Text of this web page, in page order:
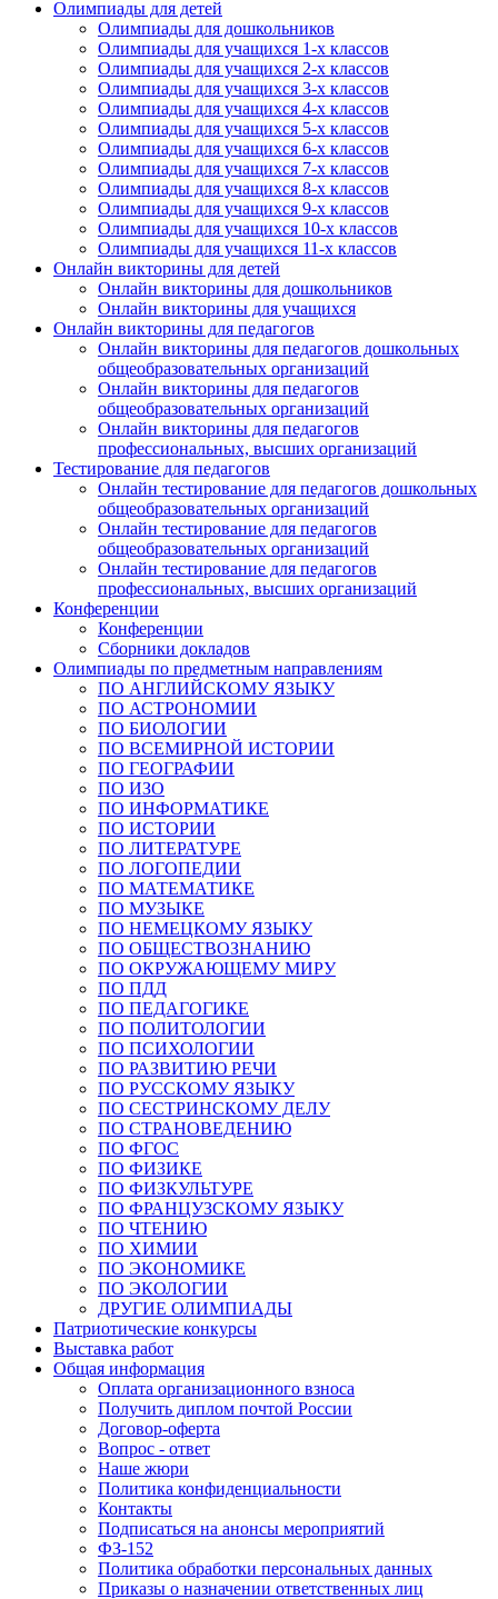
Олимпиады для детей
Олимпиады для дошкольников
Олимпиады для учащихся 1-х классов
Олимпиады для учащихся 2-х классов
Олимпиады для учащихся 3-х классов
Олимпиады для учащихся 4-х классов
Олимпиады для учащихся 5-х классов
Олимпиады для учащихся 6-х классов
Олимпиады для учащихся 7-х классов
Олимпиады для учащихся 8-х классов
Олимпиады для учащихся 9-х классов
Олимпиады для учащихся 10-х классов
Олимпиады для учащихся 11-х классов
Онлайн викторины для детей
Онлайн викторины для дошкольников
Онлайн викторины для учащихся
Онлайн викторины для педагогов
Онлайн викторины для педагогов дошкольных
общеобразовательных организаций
Онлайн викторины для педагогов
общеобразовательных организаций
Онлайн викторины для педагогов
профессиональных, высших организаций
Тестирование для педагогов
Онлайн тестирование для педагогов дошкольных
общеобразовательных организаций
Онлайн тестирование для педагогов
общеобразовательных организаций
Онлайн тестирование для педагогов
профессиональных, высших организаций
Конференции
Конференции
Сборники докладов
Олимпиады по предметным направлениям
ПО АНГЛИЙСКОМУ ЯЗЫКУ
ПО АСТРОНОМИИ
ПО БИОЛОГИИ
ПО ВСЕМИРНОЙ ИСТОРИИ
ПО ГЕОГРАФИИ
ПО ИЗО
ПО ИНФОРМАТИКЕ
ПО ИСТОРИИ
ПО ЛИТЕРАТУРЕ
ПО ЛОГОПЕДИИ
ПО МАТЕМАТИКЕ
ПО МУЗЫКЕ
ПО НЕМЕЦКОМУ ЯЗЫКУ
ПО ОБЩЕСТВОЗНАНИЮ
ПО ОКРУЖАЮЩЕМУ МИРУ
ПО ПДД
ПО ПЕДАГОГИКЕ
ПО ПОЛИТОЛОГИИ
ПО ПСИХОЛОГИИ
ПО РАЗВИТИЮ РЕЧИ
ПО РУССКОМУ ЯЗЫКУ
ПО СЕСТРИНСКОМУ ДЕЛУ
ПО СТРАНОВЕДЕНИЮ
ПО ФГОС
ПО ФИЗИКЕ
ПО ФИЗКУЛЬТУРЕ
ПО ФРАНЦУЗСКОМУ ЯЗЫКУ
ПО ЧТЕНИЮ
ПО ХИМИИ
ПО ЭКОНОМИКЕ
ПО ЭКОЛОГИИ
ДРУГИЕ ОЛИМПИАДЫ
Патриотические конкурсы
Выставка работ
Общая информация
Оплата организационного взноса
Получить диплом почтой России
Договор-оферта
Вопрос - ответ
Наше жюри
Политика конфиденциальности
Контакты
Подписаться на анонсы мероприятий
ФЗ-152
Политика обработки персональных данных
Приказы о назначении ответственных лиц